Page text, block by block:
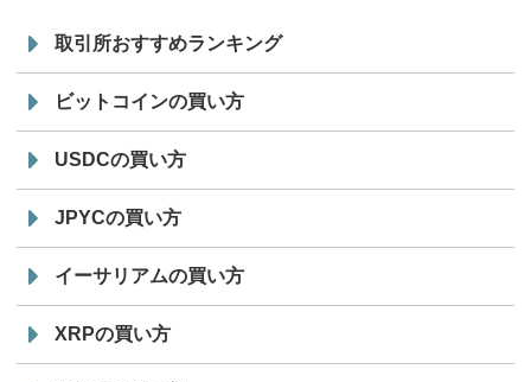
取引所おすすめランキング
ビットコインの買い方
USDCの買い方
JPYCの買い方
イーサリアムの買い方
XRPの買い方